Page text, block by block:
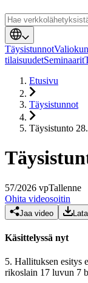
Täysistunnot
tilaisuudetSeminaarit
Etusivu
Täysistunnot
Täysistunto
57/2026 vpTallenne
Ohita videosoitin
Jaa video
Käsittelyssä nyt
5. Hallituksen esitys
rikoslain 17 luvun 7